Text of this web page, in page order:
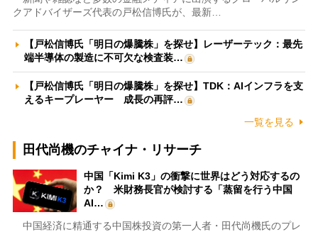
クアドバイザーズ代表の戸松信博氏が、最新…
【戸松信博氏「明日の爆騰株」を探せ】レーザーテック：最先
端半導体の製造に不可欠な検査装…
【戸松信博氏「明日の爆騰株」を探せ】TDK：AIインフラを支
えるキープレーヤー 成長の再評…
一覧を見る
田代尚機のチャイナ・リサーチ
中国「Kimi K3」の衝撃に世界はどう対応するの
か？ 米財務長官が検討する「蒸留を行う中国
AI…
中国経済に精通する中国株投資の第一人者・田代尚機氏のプレ